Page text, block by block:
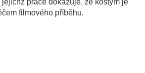
práce dokazuje, že kostým je
filmového příběhu.